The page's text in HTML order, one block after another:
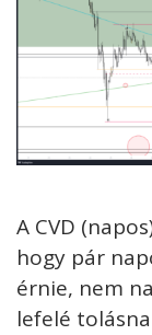
A CVD
hogy pár
érnie, nem
lefelé